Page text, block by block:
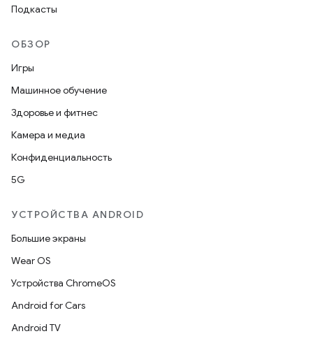
Подкасты
ОБЗОР
Игры
Машинное обучение
Здоровье и фитнес
Камера и медиа
Конфиденциальность
5G
УСТРОЙСТВА ANDROID
Большие экраны
Wear OS
Устройства ChromeOS
Android for Cars
Android TV